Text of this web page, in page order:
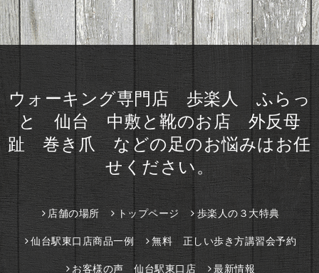
ウォーキング専門店 歩楽人 ふらっ
と 仙台 中敷と靴のお店 外反母
趾 巻き爪 などの足のお悩みはお任
せください。
店舗の場所 トップページ 歩楽人の３大特典
仙台駅東口店商品一例 無料 正しい歩き方講習会予約
お客様の声 仙台駅東口店 最新情報